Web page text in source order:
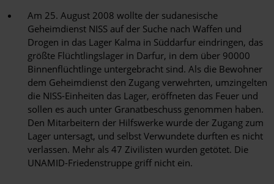
Am 25. August 2008 wollte der sudanesische
Geheimdienst NISS auf der Suche nach Waffen und
Drogen in das Lager Kalma in Süddarfur eindringen, das
größte Flüchtlingslager in Darfur, in dem über 90000
Binnenflüchtlinge untergebracht sind. Als die Bewohner
dem Geheimdienst den Zugang verwehrten, umzingelten
die NISS-Einheiten das Lager, eröffneten das Feuer und
sollen es auch unter Granatbeschuss genommen haben.
Den Mitarbeitern der Hilfswerke wurde der Zugang zum
Lager untersagt, und selbst Verwundete durften es nicht
verlassen. Mehr als 47 Zivilisten wurden getötet. Die
UNAMID-Friedenstruppe griff nicht ein.